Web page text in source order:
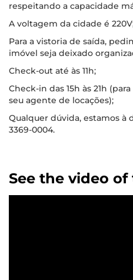
respeitando a capacidade
A voltagem da cidade é
Para a vistoria de saída,
imóvel seja deixado
Check-out até às 11h;
Check-in das 15h às 21h
seu agente de locações);
Qualquer dúvida, estamos à
3369-0004.
See the video